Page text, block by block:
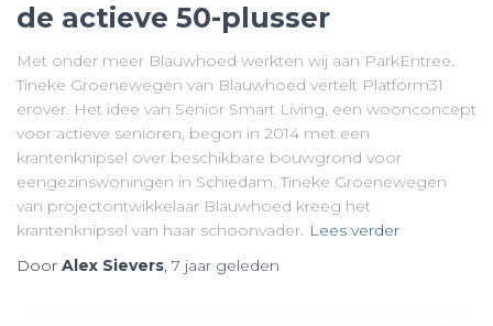
de actieve 50-plusser
Met onder meer Blauwhoed werkten wij aan ParkEntree.
Tineke Groenewegen van Blauwhoed vertelt Platform31
erover. Het idee van Senior Smart Living, een woonconcept
voor actieve senioren, begon in 2014 met een
krantenknipsel over beschikbare bouwgrond voor
eengezinswoningen in Schiedam. Tineke Groenewegen
van projectontwikkelaar Blauwhoed kreeg het
krantenknipsel van haar schoonvader. Lees verder
Door Alex Sievers, 7 jaar geleden